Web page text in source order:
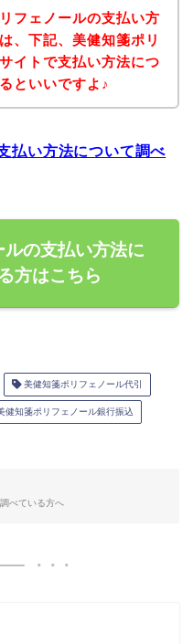
フェノールの支払い方
、下記、美健知箋ポリ
イトで支払い方法につ
といいですよ♪
払い方法について調べ
の支払い方法に
方はこちら
美健知箋ポリフェノール代引
健知箋ポリフェノール銀行振込
べている方へ